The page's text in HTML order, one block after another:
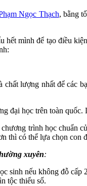
Ngọc Thạch, bằng
hết mình để tạo điều
lượng nhất để các
đại học trên toàn
trình học chuẩn
thì có thể lựa chọn con
xuyên:
sinh nếu không đỗ
tộc thiểu số.